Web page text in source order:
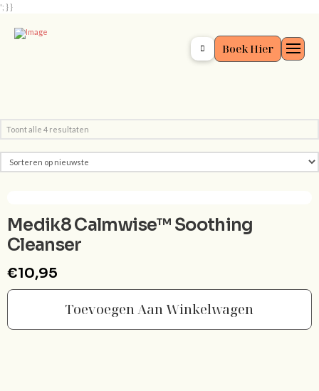
'; } }
Boek Hier
Toont alle 4 resultaten
Medik8 Calmwise™ Soothing
Cleanser
€10,95
Toevoegen Aan Winkelwagen